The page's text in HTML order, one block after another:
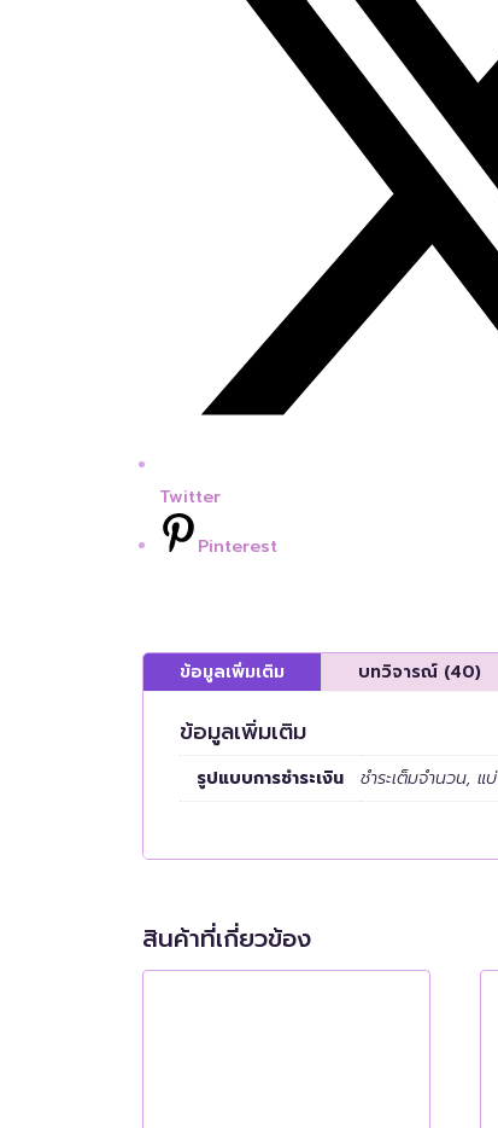
Twitter
Pinterest
ข้อมูลเพิ่มเติม บทวิจารณ์ (40)
ข้อมูลเพิ่มเติม
รูปแบบการชำระเงิน ชำระเต็มจำนวน, แ
สินค้าที่เกี่ยวข้อง